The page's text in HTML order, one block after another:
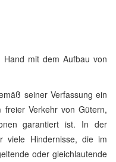
mit dem Aufbau von
seiner Verfassung ein
freier Verkehr von Gütern,
garantiert ist. In der
viele Hindernisse, die im
oder gleichlautende